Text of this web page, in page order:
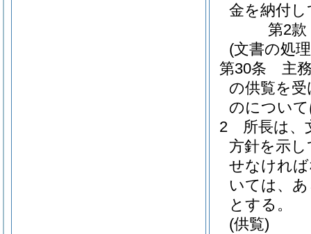
金を納付
第2款
(文書の処
第30条
主
の供覧を
のについ
2
所長は
方針を示
せなけれ
いては、
とする。
(供覧)